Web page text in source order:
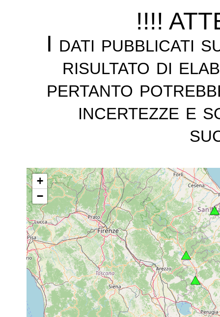
!!!!
I dati pubblicati
risultato di
pertanto
incertezze e
+
−